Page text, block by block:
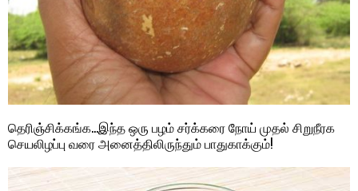
தெரிஞ்சிக்கங்க…இந்த ஒரு பழம் சர்க்கரை நோய் முதல் சிறுநீரக
செயலிழப்பு வரை அனைத்திலிருந்தும் பாதுகாக்கும்!